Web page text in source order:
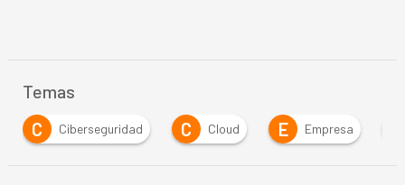
Temas
C
Cloud E Empresa Inteligencia Artificial